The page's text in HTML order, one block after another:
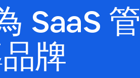
SaaS 管
牌